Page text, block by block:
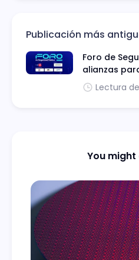
Publicación más
Foro de
alianzas
Lectura
You might